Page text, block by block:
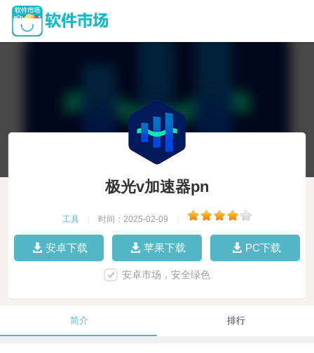
极光v加速器pn
工具 时间：2025-02-09
安卓下载 苹果下载 PC下载
安卓市场，安全绿色
简介 排行